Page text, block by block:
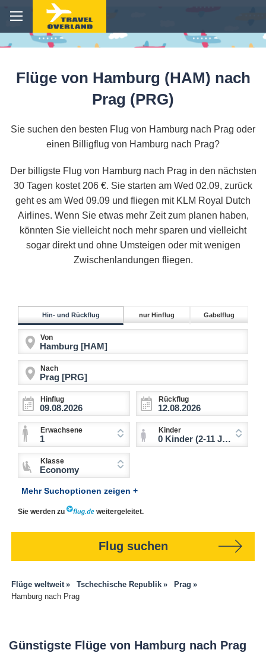
Flüge von Hamburg (HAM) nach
Prag (PRG)
Sie suchen den besten Flug von Hamburg nach Prag oder
einen Billigflug von Hamburg nach Prag?
Der billigste Flug von Hamburg nach Prag in den nächsten
30 Tagen kostet 206 €. Sie starten am Wed 02.09, zurück
geht es am Wed 09.09 und fliegen mit KLM Royal Dutch
Airlines. Wenn Sie etwas mehr Zeit zum planen haben,
könnten Sie vielleicht noch mehr sparen und vielleicht
sogar direkt und ohne Umsteigen oder mit wenigen
Zwischenlandungen fliegen.
Hin- und Rückflug nur Hinflug Gabelflug
Von
Nach
Hinflug Rückflug
Erwachsene
1
Kinder
0 Kinder (2-11 Jahre)
Klasse
Economy
Mehr Suchoptionen zeigen +
Sie werden zu weitergeleitet.
Flug suchen
Flüge weltweit Tschechische Republik
Prag
Hamburg nach Prag
Günstigste Flüge von Hamburg nach Prag